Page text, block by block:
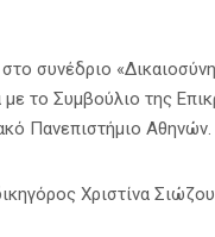
συνέδριο
Συμβούλιο της
Πανεπιστήμιο Αθηνών.
Χριστίνα